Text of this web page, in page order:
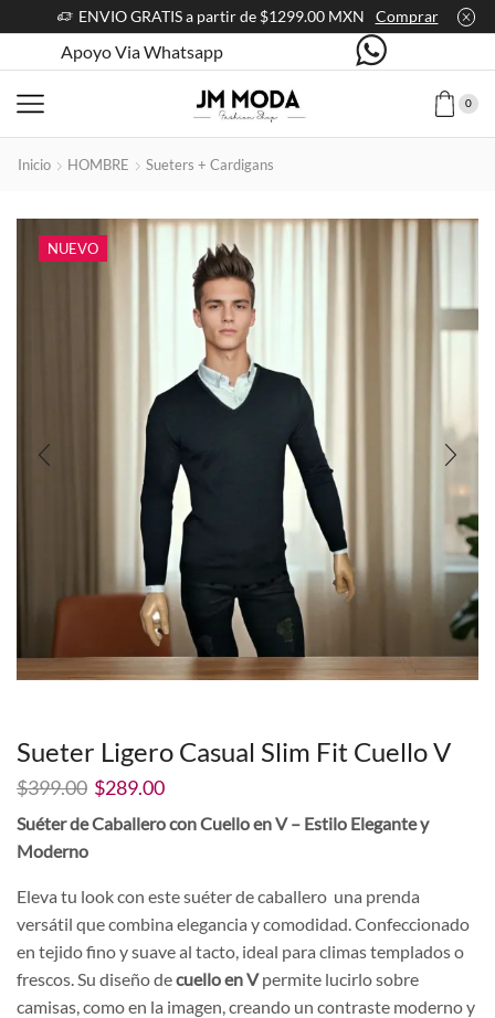
ENVIO GRATIS a partir de $1299.00 MXN Comprar
Apoyo Via Whatsapp
0
Inicio HOMBRE Sueters + Cardigans
NUEVO
Sueter Ligero Casual Slim Fit Cuello V
$399.00 El
original
$289.00El
actual
Suéter de Caballero con Cuello en V – Estilo Elegante y
Moderno
Eleva tu look con este suéter de caballero una prenda
versátil que combina elegancia y comodidad. Confeccionado
en tejido fino y suave al tacto, ideal para climas templados o
frescos. Su diseño decuello en Vpermite lucirlo sobre
camisas, como en la imagen, creando un contraste moderno y